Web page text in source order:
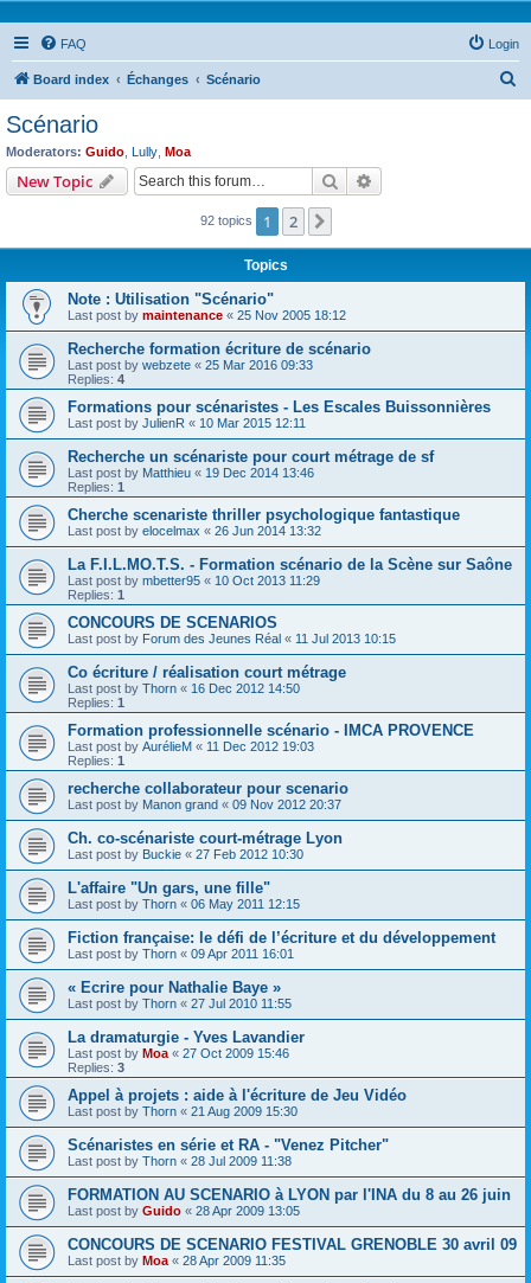
FAQ Login
Board index Échanges Scénario
Scénario
Moderators: Guido Lully Moa
New Topic Search
92 topics 1 2
Topics
Note : Utilisation "Scénario"
Last post by maintenance « 25 Nov 2005 18:12
Recherche formation écriture de scénario
Last post by webzete « 25 Mar 2016 09:33
Replies: 4
Formations pour scénaristes - Les Escales Buissonnières
Last post by JulienR « 10 Mar 2015 12:11
Recherche un scénariste pour court métrage de sf
Last post by Matthieu « 19 Dec 2014 13:46
Replies: 1
Cherche scenariste thriller psychologique fantastique
Last post by elocelmax « 26 Jun 2014 13:32
La F.I.L.MO.T.S. - Formation scénario de la Scène sur Saône
Last post by mbetter95 « 10 Oct 2013 11:29
Replies: 1
CONCOURS DE SCENARIOS
Last post by Forum des Jeunes Réal « 11 Jul 2013 10:15
Co écriture / réalisation court métrage
Last post by Thorn « 16 Dec 2012 14:50
Replies: 1
Formation professionnelle scénario - IMCA PROVENCE
Last post by AurélieM « 11 Dec 2012 19:03
Replies: 1
recherche collaborateur pour scenario
Last post by Manon grand « 09 Nov 2012 20:37
Ch. co-scénariste court-métrage Lyon
Last post by Buckie « 27 Feb 2012 10:30
L'affaire "Un gars, une fille"
Last post by Thorn « 06 May 2011 12:15
Fiction française: le défi de l’écriture et du développement
Last post by Thorn « 09 Apr 2011 16:01
« Ecrire pour Nathalie Baye »
Last post by Thorn « 27 Jul 2010 11:55
La dramaturgie - Yves Lavandier
Last post by Moa « 27 Oct 2009 15:46
Replies: 3
Appel à projets : aide à l'écriture de Jeu Vidéo
Last post by Thorn « 21 Aug 2009 15:30
Scénaristes en série et RA - "Venez Pitcher"
Last post by Thorn « 28 Jul 2009 11:38
FORMATION AU SCENARIO à LYON par l'INA du 8 au 26 juin
Last post by Guido « 28 Apr 2009 13:05
CONCOURS DE SCENARIO FESTIVAL GRENOBLE 30 avril 09
Last post by Moa « 28 Apr 2009 11:35